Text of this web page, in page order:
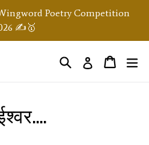
Poetry Competition
✍️🥇
SearchLog inOrder
Order